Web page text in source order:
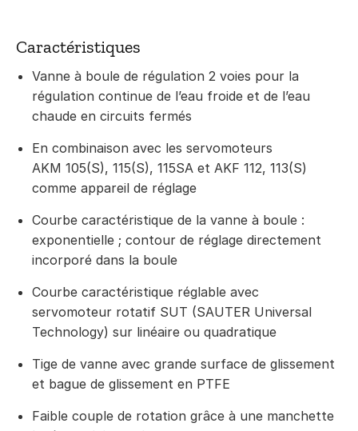
Caractéristiques
Vanne à boule de régulation 2 voies pour la
régulation continue de l’eau froide et de l’eau
chaude en circuits fermés
En combinaison avec les servomoteurs
AKM 105(S), 115(S), 115SA et AKF 112, 113(S)
comme appareil de réglage
Courbe caractéristique de la vanne à boule :
exponentielle ; contour de réglage directement
incorporé dans la boule
Courbe caractéristique réglable avec
servomoteur rotatif SUT (SAUTER Universal
Technology) sur linéaire ou quadratique
Tige de vanne avec grande surface de glissement
et bague de glissement en PTFE
Faible couple de rotation grâce à une manchette